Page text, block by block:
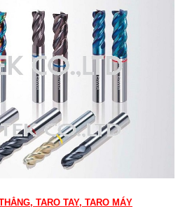
TARO TAY, TARO MÁY